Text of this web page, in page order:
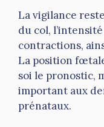
La vigilance
du col,
contractions,
La position
soi le pronostic,
important aux
prénataux.